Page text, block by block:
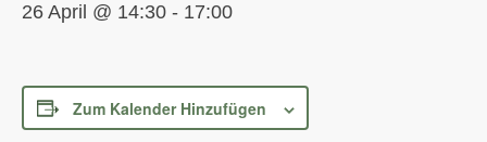
26 April @ 14:30 - 17:00
Zum Kalender Hinzufügen